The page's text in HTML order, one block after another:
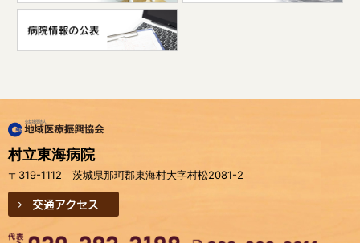
村立東海病院
〒319-1112 茨城県那珂郡東海村大字村松2081-2
交通アクセス